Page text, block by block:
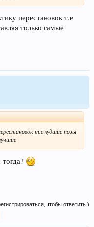
перестановок т.е
только самые
т.е худшие позы
чтобы ответить.)